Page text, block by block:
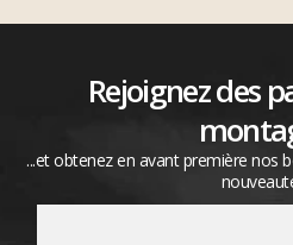
Rejoignez des
...et obtenez en avant première nos